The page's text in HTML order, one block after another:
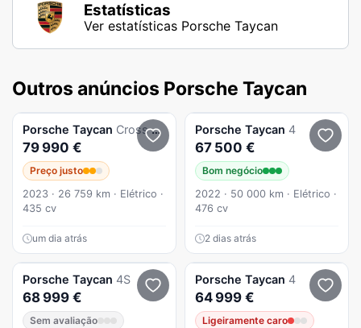
Estatísticas
Ver estatísticas Porsche Taycan
Outros anúncios Porsche Taycan
Porsche Taycan Cross Turismo
79 990 €
Preço justo
2023 · 26 759 km · Elétrico ·
435 cv
um dia atrás
Porsche Taycan 4
67 500 €
Bom negócio
2022 · 50 000 km · Elétrico ·
476 cv
2 dias atrás
Porsche Taycan 4S
68 999 €
Sem avaliação
Porsche Taycan 4
64 999 €
Ligeiramente caro